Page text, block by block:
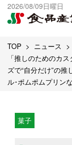
2026/08/09日曜日
出版物一覧へ
試読・購読申し
TOP ニュース
「推しのためのカ
ズで“自分だけ”の
ル･ポムポムプリン
菓子